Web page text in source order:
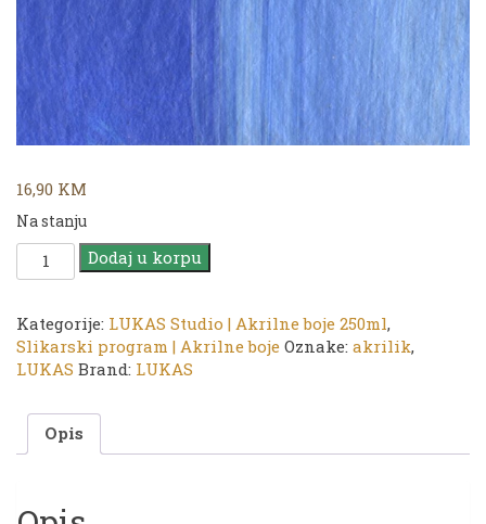
16,90 KM
Na stanju
LUKAS
Cryl
|
4725
Cobalt
(hue)
250ml
Dodaj u korpu
Kategorije: LUKAS Studio | Akrilne boje 250ml,
Slikarski program | Akrilne boje Oznake: akrilik,
LUKAS Brand: LUKAS
Opis